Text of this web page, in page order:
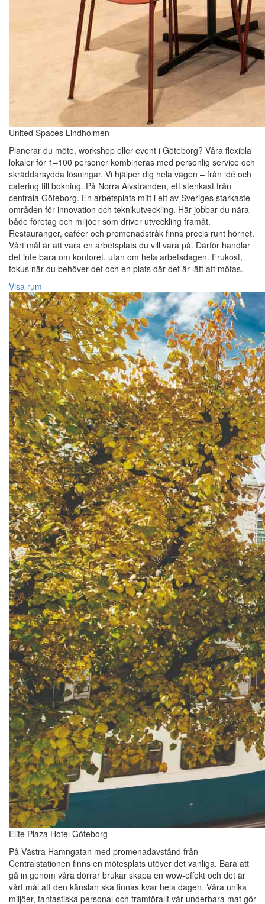
United Spaces Lindholmen
Planerar du möte, workshop eller event i Göteborg? Våra flexibla
lokaler för 1–100 personer kombineras med personlig service och
skräddarsydda lösningar. Vi hjälper dig hela vägen – från idé och
catering till bokning. På Norra Älvstranden, ett stenkast från
centrala Göteborg. En arbetsplats mitt i ett av Sveriges starkaste
områden för innovation och teknikutveckling. Här jobbar du nära
både företag och miljöer som driver utveckling framåt.
Restauranger, caféer och promenadstråk finns precis runt hörnet.
Vårt mål är att vara en arbetsplats du vill vara på. Därför handlar
det inte bara om kontoret, utan om hela arbetsdagen. Frukost,
fokus när du behöver det och en plats där det är lätt att mötas.
Visa rum
Elite Plaza Hotel Göteborg
På Västra Hamngatan med promenadavstånd från
Centralstationen finns en mötesplats utöver det vanliga. Bara att
gå in genom våra dörrar brukar skapa en wow-effekt och det är
vårt mål att den känslan ska finnas kvar hela dagen. Våra unika
miljöer, fantastiska personal och framförallt vår underbara mat gör